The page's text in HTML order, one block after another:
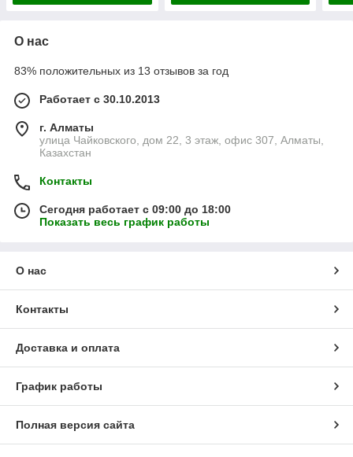
О нас
83% положительных из 13 отзывов за год
Работает с 30.10.2013
г. Алматы
улица Чайковского, дом 22, 3 этаж, офис 307, Алматы,
Казахстан
Контакты
Сегодня работает с 09:00 до 18:00
Показать весь график работы
О нас
Контакты
Доставка и оплата
График работы
Полная версия сайта